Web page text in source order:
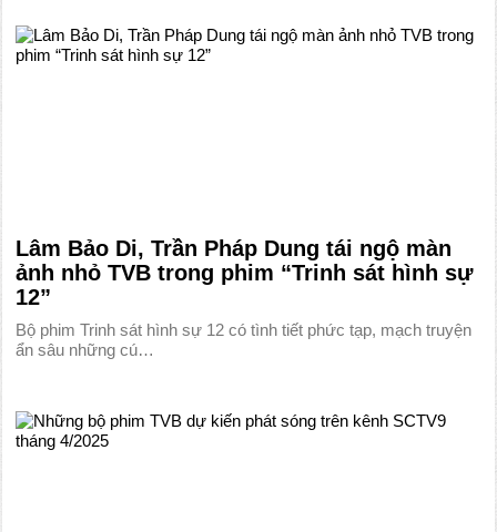
Lâm Bảo Di, Trần Pháp Dung tái ngộ màn
ảnh nhỏ TVB trong phim “Trinh sát hình sự
12”
Bộ phim Trinh sát hình sự 12 có tình tiết phức tạp, mạch truyện
ẩn sâu những cú…